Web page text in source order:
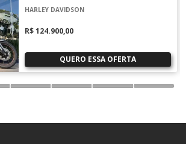
HARLEY DAVIDSON
R$ 124.900,00
QUERO ESSA OFERTA